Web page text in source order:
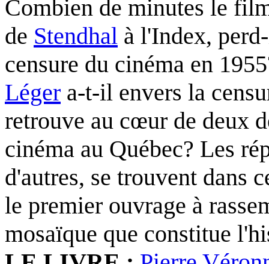
Combien de minutes le
de Stendhal à l'Index,
censure du cinéma en
Léger a-t-il envers la
retrouve au cœur de deux
cinéma au Québec? Les
d'autres, se trouvent dans
le premier ouvrage à
mosaïque que constitue